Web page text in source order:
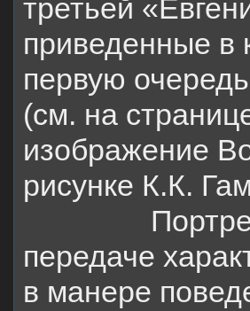
третьей
приведенные в
первую
(см. на
изображение
рисунке К.К.
передаче
в манере